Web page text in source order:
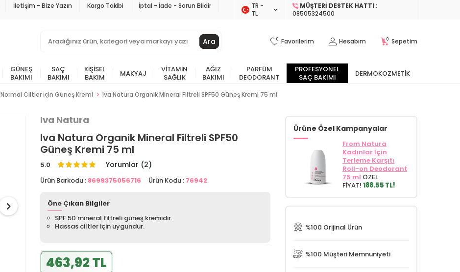
İletişim - Bize Yazın Kargo Takibi İptal - İade - Sorun Bildir
TR −
TL
MÜŞTERI DESTEK HATTI :
08505324500
Ara 0 Favorilerim Hesabım 0 Sepetim
GÜNEŞ
BAKIMI
SAÇ
BAKIMI
KIŞISEL
BAKIM
MAKYAJ
VITAMIN
SAĞLIK
AĞIZ
BAKIMI
PARFÜM
DEODORANT
PROFESYONEL
SAÇ BAKIMI
DERMOKOZMETIK
Normal Ciltler İçin Güneş Kremi Iva Natura Organik Mineral Filtreli SPF50 Güneş Kremi 75 ml
Iva Natura
Iva Natura Organik Mineral Filtreli SPF50
Güneş Kremi 75 ml
5.0 Yorumlar (2)
Ürün Barkodu : 8699375056716 Ürün Kodu : 76942
Öne Çıkan Bilgiler
SPF 50 mineral filtreli güneş kremidir.
Hassas ciltler için uygundur.
463,92 TL
Ürüne Özel Kampanyalar
From Natura
Kadınlar İçin
Terleme Karşıtı
Roll-on Deodorant
75 ml ÖZEL
FİYAT! 188.55 TL!
%100 Orijinal Ürün
%100 Müşteri Memnuniyeti